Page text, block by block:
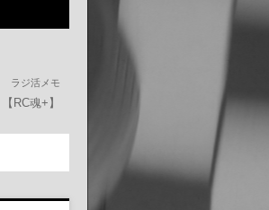
ラジ活メモ
【RC魂+】